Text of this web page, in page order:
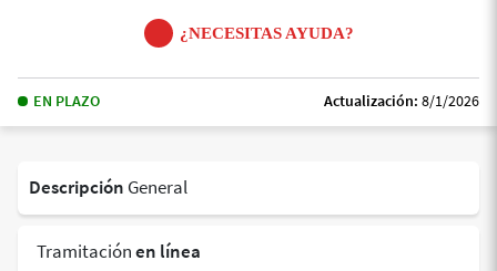
¿NECESITAS AYUDA?
EN PLAZO Actualización: 8/1/2026
Descripción General
Tramitaciónen línea